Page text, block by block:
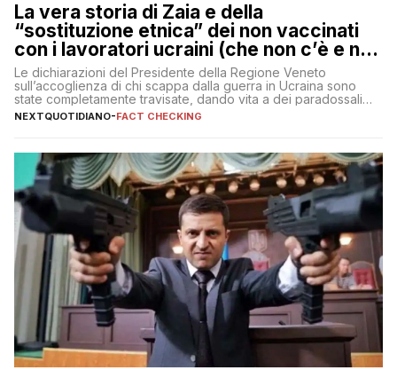
La vera storia di Zaia e della
“sostituzione etnica” dei non vaccinati
con i lavoratori ucraini (che non c’è e non
ci sarà)
Le dichiarazioni del Presidente della Regione Veneto
sull’accoglienza di chi scappa dalla guerra in Ucraina sono
state completamente travisate, dando vita a dei paradossali
falsi che girano sui social
NEXTQUOTIDIANO-FACT CHECKING